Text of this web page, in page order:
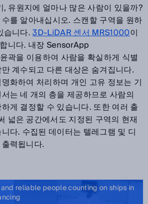
, 유원지에 얼마나 많은 사람이 있을까?
를 알아내십시오. 스캔할 구역을 원하
습니다.3D-LiDAR 센서 MRS1000이
니다. 내장 SensorApp
곽을 이용하여 사람을 확실하게 식별
계수되고 다른 대상은 숨겨집니다.
화하여 처리하며 개인 고유 정보는 기
는 네 개의 층을 제공하므로 사람의
게 결정할 수 있습니다. 또한 여러 출
넓은 공간에서도 지정된 구역의 현재
다. 수집된 데이터는 텔레그램 및 디
력됩니다.
and reliable people counting on ships in